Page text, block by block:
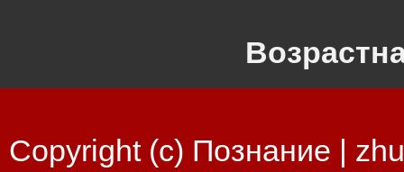
Copyright (c) Познание |